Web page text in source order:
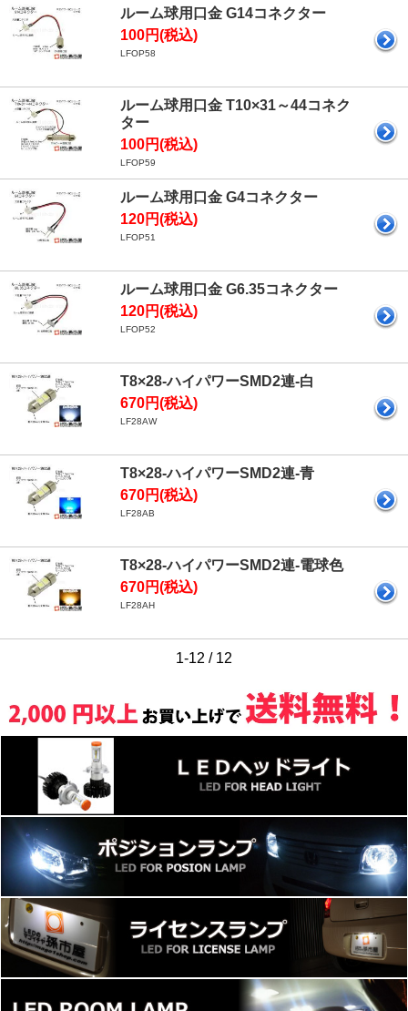
ルーム球用口金 G14コネクター
100円(税込)
LFOP58
ルーム球用口金 T10×31～44コネク
ター
100円(税込)
LFOP59
ルーム球用口金 G4コネクター
120円(税込)
LFOP51
ルーム球用口金 G6.35コネクター
120円(税込)
LFOP52
T8×28-ハイパワーSMD2連-白
670円(税込)
LF28AW
T8×28-ハイパワーSMD2連-青
670円(税込)
LF28AB
T8×28-ハイパワーSMD2連-電球色
670円(税込)
LF28AH
1-12 / 12